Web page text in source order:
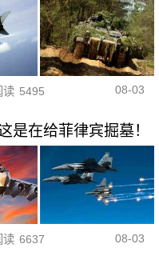
读 5495 08-03
是在给菲律宾掘墓！
读 6637 08-03